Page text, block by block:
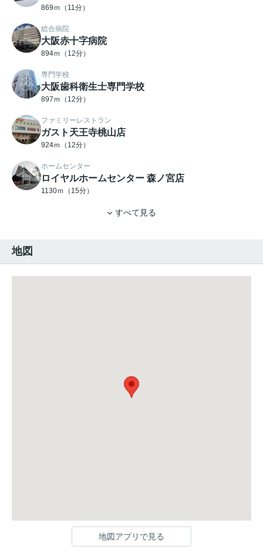
869ｍ（11分）
総合病院
大阪赤十字病院
894ｍ（12分）
専門学校
大阪歯科衛生士専門学校
897ｍ（12分）
ファミリーレストラン
ガスト天王寺桃山店
924ｍ（12分）
ホームセンター
ロイヤルホームセンター 森ノ宮店
1130ｍ（15分）
すべて見る
地図
地図アプリで見る